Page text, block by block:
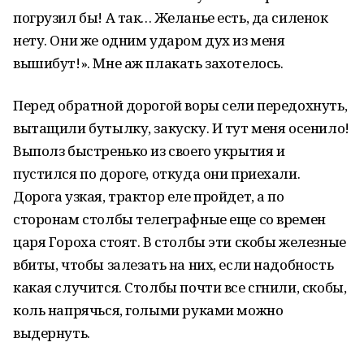
погрузил бы! А так… Желанье есть, да силенок
нету. Они же одним ударом дух из меня
вышибут!». Мне аж плакать захотелось.
Перед обратной дорогой воры сели передохнуть,
вытащили бутылку, закуску. И тут меня осенило!
Выполз быстренько из своего укрытия и
пустился по дороге, откуда они приехали.
Дорога узкая, трактор еле пройдет, а по
сторонам столбы телеграфные еще со времен
царя Гороха стоят. В столбы эти скобы железные
вбиты, чтобы залезать на них, если надобность
какая случится. Столбы почти все сгнили, скобы,
коль напрячься, голыми руками можно
выдернуть.